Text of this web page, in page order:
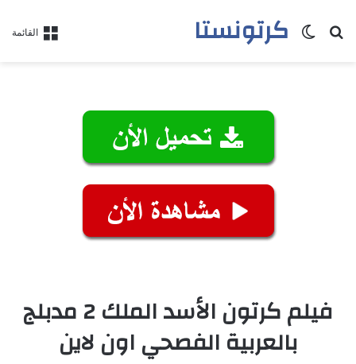
القائمة كرتونستابحث عنالوضع المظلم
فيلم كرتون الأسد الملك 2 مدبلج
بالعربية الفصحي اون لاين